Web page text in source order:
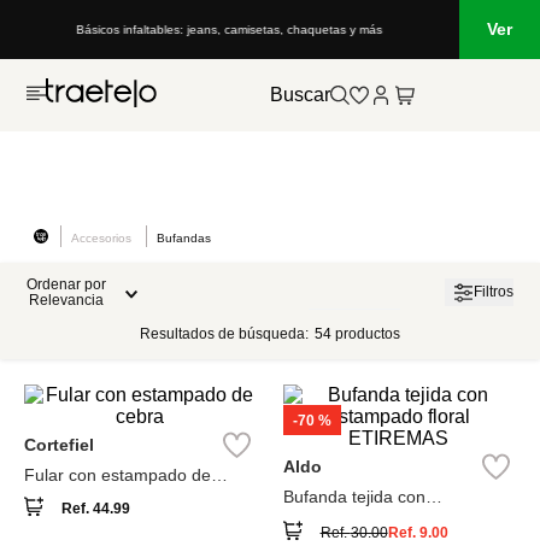
Básicos infaltables: jeans, camisetas, chaquetas y más Ver
Buscar
Accesorios Bufandas
Ordenar por
Relevancia
Filtros
Resultados de búsqueda: 54 productos
Cortefiel
Fular con estampado de
cebra
Ref. 44.99
-70 %
Aldo
Bufanda tejida con
Ref.30.00Ref. 9.00